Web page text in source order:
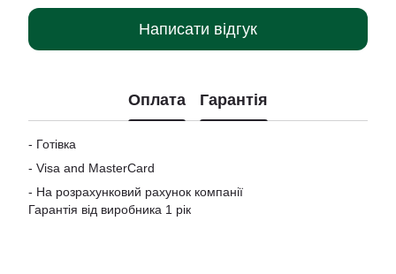
Написати відгук
Оплата Гарантія
- Готівка
- Visa and MasterCard
- На розрахунковий рахунок компанії
Гарантія від виробника 1 рік